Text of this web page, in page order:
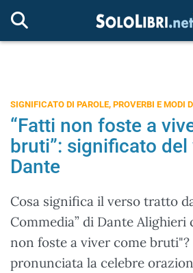
SIGNIFICATO DI PAROLE, PROVERBI E MODI
“Fatti non foste a
bruti”: significato del
Dante
Cosa significa il verso tratto
Commedia” di Dante Alighieri
non foste a viver come bruti"?
pronunciata la celebre